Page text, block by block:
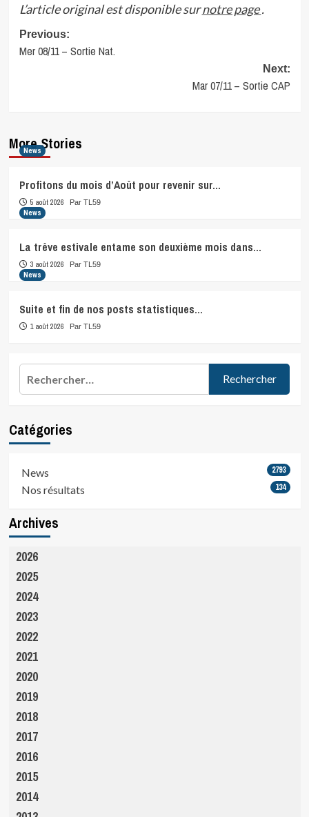
L’article original est disponible surnotre page.
Post
navigation
Previous:
Mer 08/11 – Sortie Nat.
Next:
Mar 07/11 – Sortie CAP
More Stories
News
Profitons du mois d’Août pour revenir sur…
5 août 2026 Par TL59
News
La trêve estivale entame son deuxième mois dans…
3 août 2026 Par TL59
News
Suite et fin de nos posts statistiques…
1 août 2026 Par TL59
Catégories
News 2793
Nos résultats 134
Archives
2026
2025
2024
2023
2022
2021
2020
2019
2018
2017
2016
2015
2014